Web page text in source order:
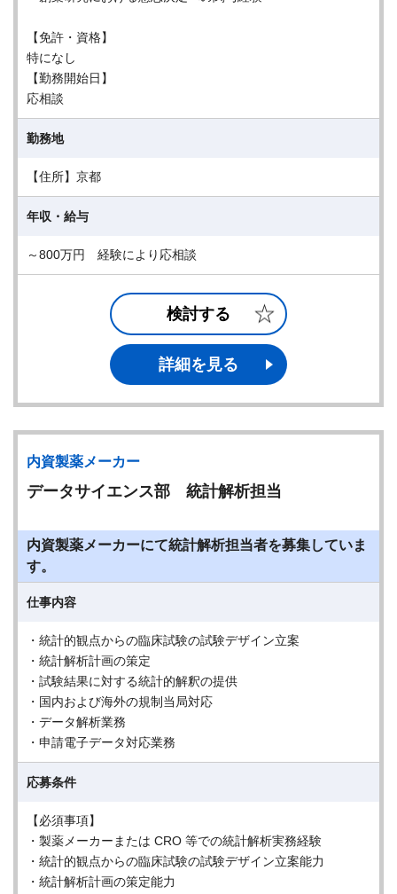
【免許・資格】
特になし
【勤務開始日】
応相談
勤務地
【住所】京都
年収・給与
～800万円 経験により応相談
検討する
詳細を見る
内資製薬メーカー
データサイエンス部 統計解析担当
内資製薬メーカーにて統計解析担当者を募集していま
す。
仕事内容
・統計的観点からの臨床試験の試験デザイン立案
・統計解析計画の策定
・試験結果に対する統計的解釈の提供
・国内および海外の規制当局対応
・データ解析業務
・申請電子データ対応業務
応募条件
【必須事項】
・製薬メーカーまたは CRO 等での統計解析実務経験
・統計的観点からの臨床試験の試験デザイン立案能力
・統計解析計画の策定能力